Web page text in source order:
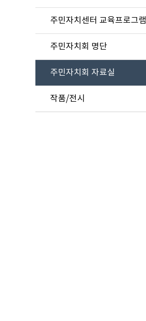
주민자치센터 교육프로그램
주민자치회 명단
주민자치회 자료실
작품/전시